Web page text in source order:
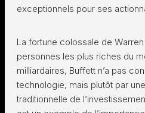
exceptionnels pour ses
La fortune colossale de
personnes les plus riches du
milliardaires, Buffett n’a pas
technologie, mais plutôt par
traditionnelle de